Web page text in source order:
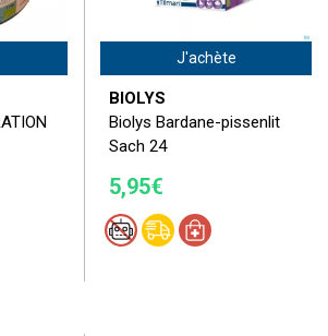
J'achète
BIOLYS
Biolys Bardane-pissenlit
Sach 24
5,95€